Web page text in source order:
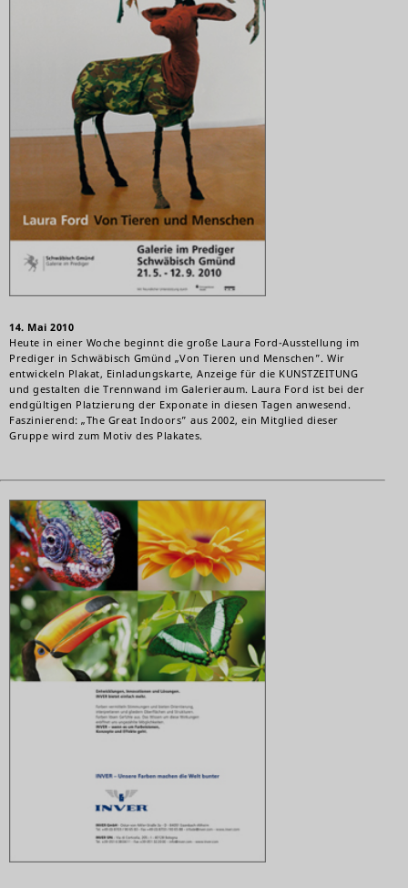
14. Mai 2010
Heute in einer Woche beginnt die große Laura Ford-Ausstellung im
Prediger in Schwäbisch Gmünd „Von Tieren und Menschen”. Wir
entwickeln Plakat, Einladungskarte, Anzeige für die KUNSTZEITUNG
und gestalten die Trennwand im Galerieraum. Laura Ford ist bei der
endgültigen Platzierung der Exponate in diesen Tagen anwesend.
Faszinierend: „The Great Indoors” aus 2002, ein Mitglied dieser
Gruppe wird zum Motiv des Plakates.